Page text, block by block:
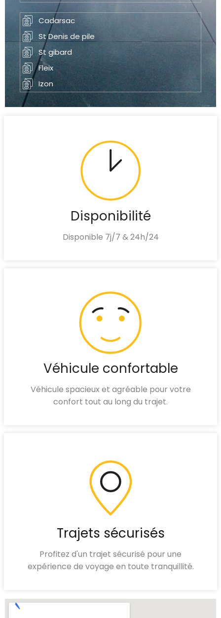
Cadarsac
St Denis de pile
St gibard
Fleix
Izon
Disponibilité
Disponible 7j/7 & 24h/24
Véhicule confortable
Véhicule spacieux et agréable pour votre
confort tout au long du trajet.
Trajets sécurisés
Profitez d'un trajet sécurisé pour une
expérience de voyage en toute tranquillité.